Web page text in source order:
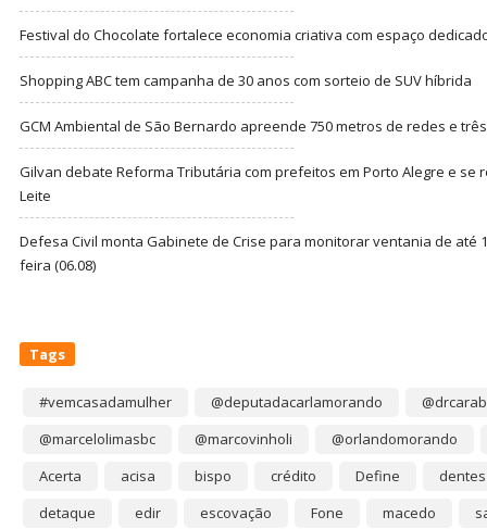
Festival do Chocolate fortalece economia criativa com espaço
Shopping ABC tem campanha de 30 anos com sorteio de SUV híbrida
GCM Ambiental de São Bernardo apreende 750 metros de redes e
Gilvan debate Reforma Tributária com prefeitos em Porto Alegre e se
Leite
Defesa Civil monta Gabinete de Crise para monitorar ventania de até
feira (06.08)
Tags
#vemcasadamulher @deputadacarlamorando
@marcelolimasbc
@marcovinholi
@orlandomorando
Acerta
acisa bispo crédito Define
dentes
detaque
edir escovação Fone macedo